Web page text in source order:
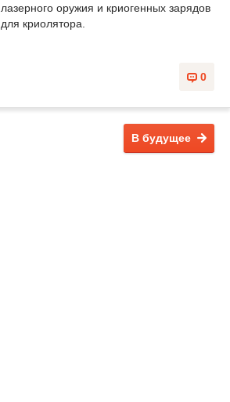
лазерного оружия и криогенных зарядов
для криолятора.
0
В будущее